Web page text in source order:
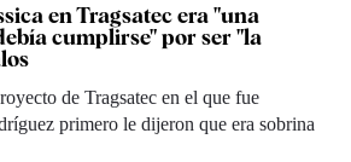
en Tragsatec era "una
cumplirse" por ser "la
de Tragsatec en el que fue
primero le dijeron que era sobrina